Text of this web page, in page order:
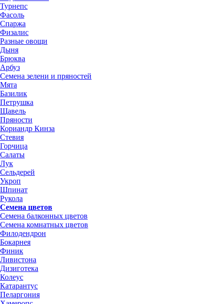
Турнепс
Фасоль
Спаржа
Физалис
Разные овощи
Дыня
Брюква
Арбуз
Семена зелени и пряностей
Мята
Базилик
Петрушка
Щавель
Пряности
Кориандр Кинза
Стевия
Горчица
Салаты
Лук
Сельдерей
Укроп
Шпинат
Рукола
Семена цветов
Семена балконных цветов
Семена комнатных цветов
Филодендрон
Бокарнея
Финик
Ливистона
Дизиготека
Колеус
Катарантус
Пеларгония